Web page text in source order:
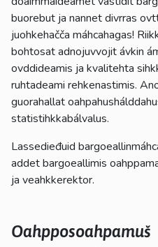
buorebut ja nannet divrras
juohkehačča máhcahagas!
bohtosat adnojuvvojit ávkin
ovddideamis ja kvalitehta
ruhtadeami rehkenastimis.
guorahallat
statistihkkabálvalus.
Lassedieđuid
addet bargoeallimis
ja veahkkerektor.
Oahpposoahpamuš